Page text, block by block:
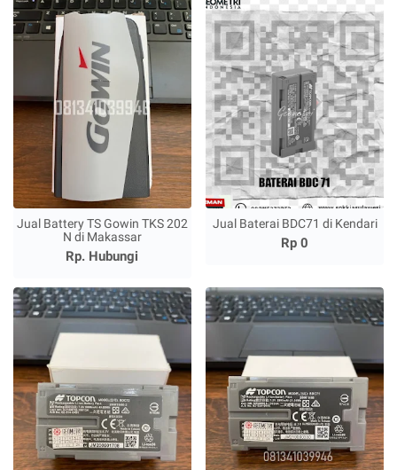
Jual Battery TS Gowin TKS 202
N di Makassar
Rp. Hubungi
Jual Baterai BDC71 di Kendari
Rp 0